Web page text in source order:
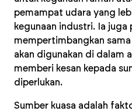
pemampat udara yang
kegunaan industri. Ia juga
mempertimbangkan
akan digunakan di dalam
memberi kesan kepada
diperlukan.
Sumber kuasa adalah